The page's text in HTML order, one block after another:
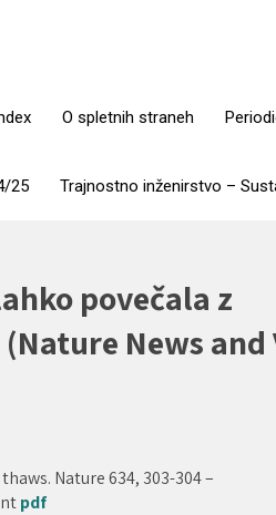
O spletnih straneh
25 Trajnostno inženirstvo –
povečala z
News and
Nature 634, 303-304 –
pdf